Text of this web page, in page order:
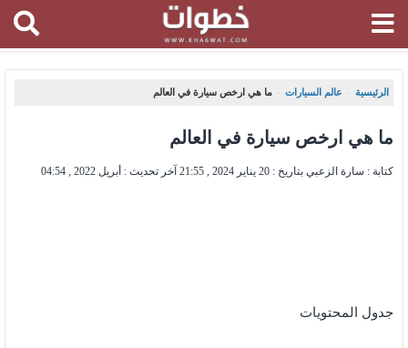
الرئيسية ، عالم السيارات ، ما هي ارخص سيارة في العالم
ما هي ارخص سيارة في العالم
كتابة : سارة الزعبي بتاريخ : 20 يناير 2024 , 21:55 آخر تحديث : أبريل 2022 , 04:54
جدول المحتويات